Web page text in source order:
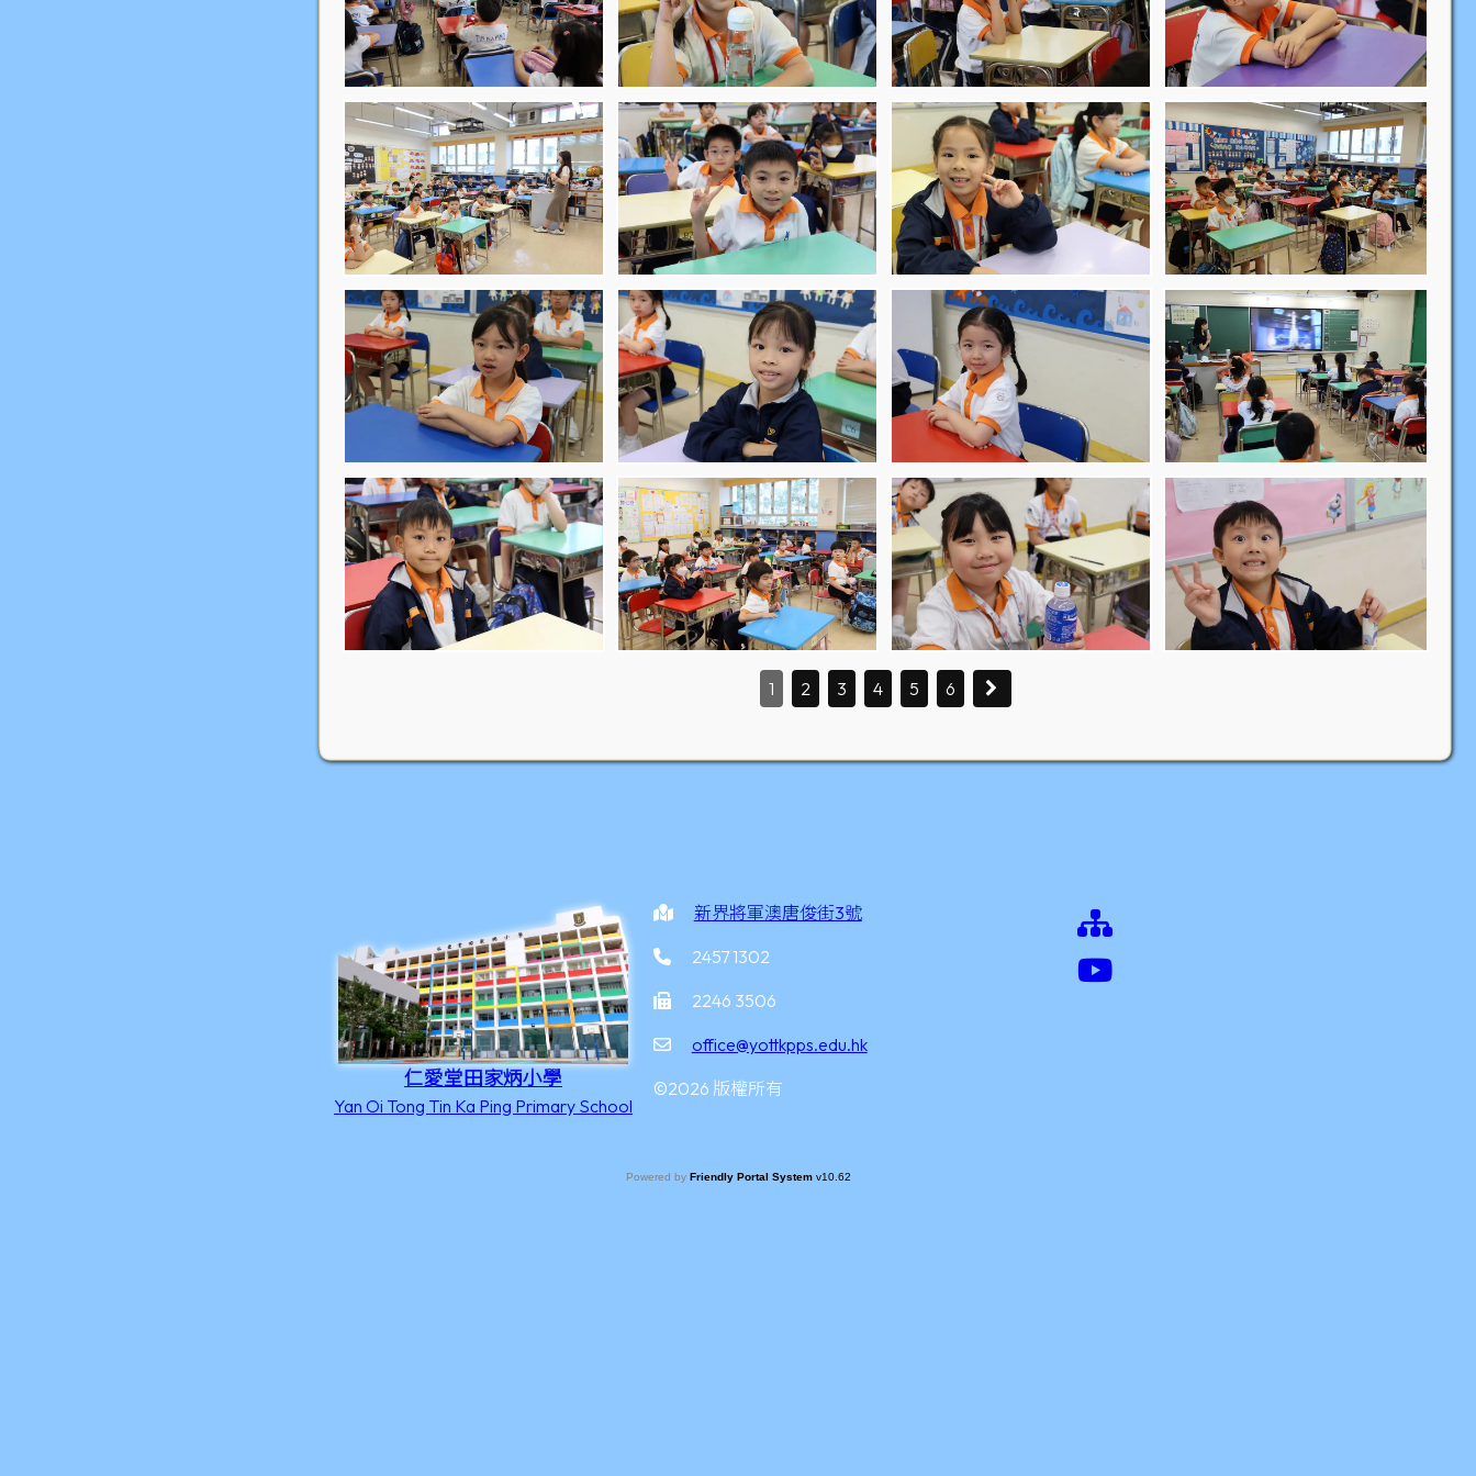
1 2 3 4 5 6
仁愛堂田家炳小學
Yan Oi Tong Tin Ka Ping Primary School
新界將軍澳唐俊街3號
2457 1302
2246 3506
office@yottkpps.edu.hk
©2026 版權所有
Powered by Friendly Portal System v10.62